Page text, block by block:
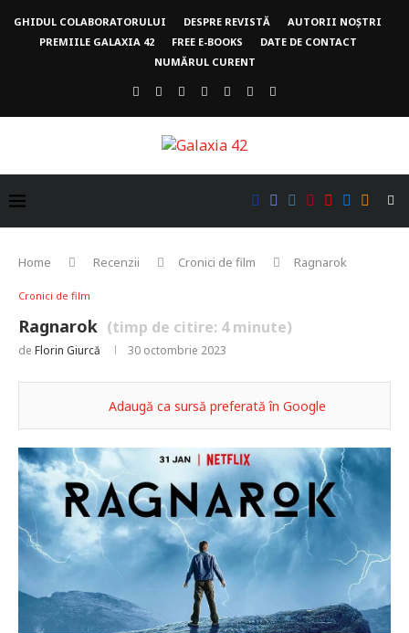
GHIDUL COLABORATORULUI DESPRE REVISTĂ
AUTORII NOȘTRI
PREMIILE GALAXIA 42
FREE E-BOOKS
DATE DE CONTACT
NUMĂRUL CURENT
Home Recenzii Cronici de film Ragnarok
Cronici de film
Ragnarok (timp de citire: 4minute)
de Florin Giurcă 30 octombrie 2023
Adaugă ca sursă preferată în Google